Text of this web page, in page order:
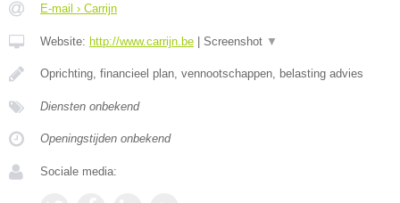
E-mail › Carrijn
Website: http://www.carrijn.be | Screenshot ▼
Oprichting, financieel plan, vennootschappen, belasting advies
Diensten onbekend
Openingstijden onbekend
Sociale media: